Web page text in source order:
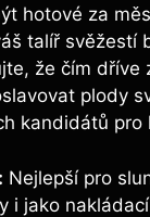
hotové za
talíř svěžestí
že čím dříve
plody
kandidátů pro
Nejlepší pro
i jako